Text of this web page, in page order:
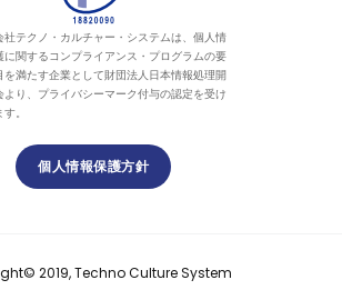
社テクノ・カルチャー・システムは、個人情
に関するコンプライアンス・プログラムの要
を満たす企業として財団法人日本情報処理開
より、プライバシーマーク付与の認定を受け
。
個人情報保護方針
2019, Techno Culture System